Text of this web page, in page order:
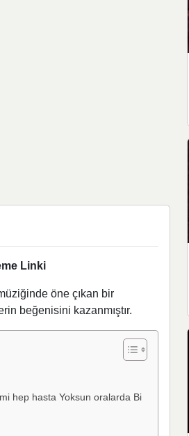
Linki
öne çıkan bir
beğenisini kazanmıştır.
hep hasta Yoksun oralarda Bi